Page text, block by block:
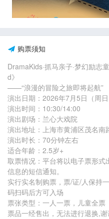
购票须知
DramaKids·抓马亲子·梦幻励
d》
——“浪漫的冒险之旅即将起航”
演出日期：2026年7月5日（周日
演出时间：10:30/14:00
演出剧场：兰心大戏院
演出地址：上海市黄浦区茂名南
演出时长：70分钟左右
适合年龄：2.5岁+
取票情况：平台将以电子票形式
信息的短信通知。
实行实名制购票，票/证/人保持
码扫码后方可入场
票张类型：一人一票，儿童全票
票品一经售出，无法进行退换,谢